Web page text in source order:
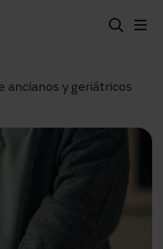
ancianos y geriátricos